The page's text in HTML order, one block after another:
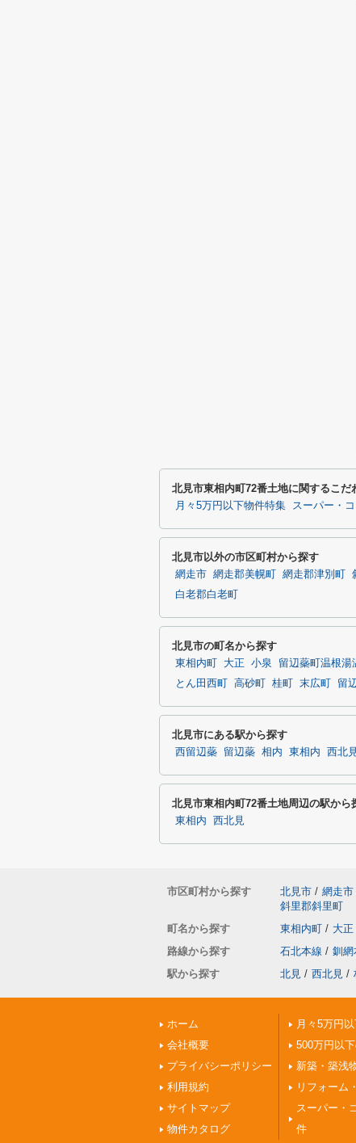
北見市東相内町72番土地に関するこだ
月々5万円以下物件特集 スーパー・
北見市以外の市区町村から探す
網走市 網走郡美幌町 網走郡津別町
白老郡白老町
北見市の町名から探す
東相内町 大正 小泉 留辺蘂町温根湯
とん田西町
高砂町 桂町 末広町 留
北見市にある駅から探す
西留辺蘂 留辺蘂 相内 東相内 西北
北見市東相内町72番土地周辺の駅から
東相内 西北見
市区町村から探す 北見市 / 網走市
斜里郡斜里町
町名から探す
東相内町 / 大正
路線から探す
石北本線 / 釧網
駅から探す
北見 / 西北見 /
ホーム
会社概要
プライバシーポリシー
利用規約
サイトマップ
物件カタログ
月々5万円
500万円以
新築・築浅
リフォーム
スーパー・
件